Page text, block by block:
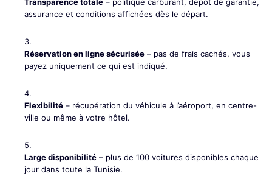
assurance et conditions affichées dès le départ.
Réservation en ligne sécurisée – pas de frais cachés, vous
payez uniquement ce qui est indiqué.
Flexibilité – récupération du véhicule à l’aéroport, en centre-
ville ou même à votre hôtel.
Large disponibilité – plus de 100 voitures disponibles chaque
jour dans toute la Tunisie.